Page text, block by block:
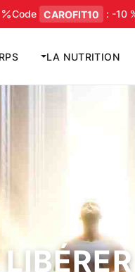
Aller
au
CAROFIT10 : -10 %
LA NUTRITION